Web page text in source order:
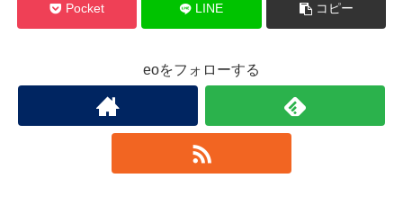
Pocket LINE コピー
eoをフォローする